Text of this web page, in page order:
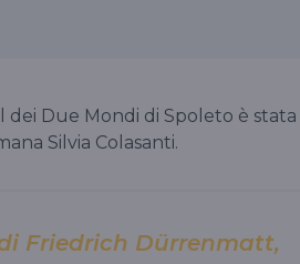
dei Due Mondi di Spoleto è stata
Silvia Colasanti.
Friedrich Dürrenmatt,